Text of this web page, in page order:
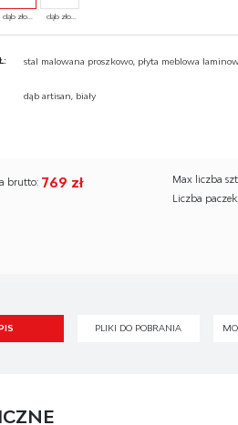
dąb zło... dąb zło...
stal malowana proszkowo, płyta meblowa
dąb artisan, biały
brutto:769 zł
Max liczba
Liczba
PLIKI DO POBRANIA